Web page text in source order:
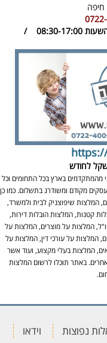
חיפה
ראשון עד חמישי בין השעות 08:30-17:00 /
בארץ בכל התחומים וכל
מקודם ומשודרג בתשלום. כמו כן
המלצות שיפוצניק לבית ולמשרד,
קטנות, המלצות הובלות דירות,
המלצות על מוצרים, המלצות על
המלצות על עורכי דין, המלצות על
המלצות בעלי מקצוע, ועוד אשר
אחרים. באתר תוכלו לרשום המלצות
נפוצות
וידאו